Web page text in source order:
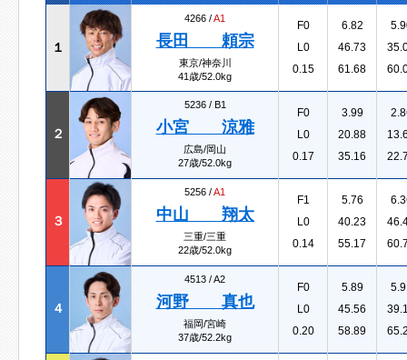
１
4266 /A1
長田 頼宗
東京/神奈川
41歳/52.0kg
F0
L0
0.15
6.82
46.73
61.68
２
5236 / B1
小宮 涼雅
広島/岡山
27歳/52.0kg
F0
L0
0.17
3.99
20.88
35.16
３
5256 /A1
中山 翔太
三重/三重
22歳/52.0kg
F1
L0
0.14
5.76
40.23
55.17
４
4513 /A2
河野 真也
福岡/宮崎
37歳/52.2kg
F0
L0
0.20
5.89
45.56
58.89